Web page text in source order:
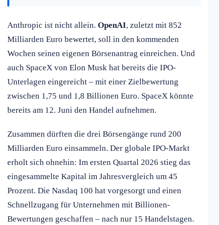
Anthropic ist nicht allein. OpenAI, zuletzt mit 852
Milliarden Euro bewertet, soll in den kommenden
Wochen seinen eigenen Börsenantrag einreichen. Und
auch SpaceX von Elon Musk hat bereits die IPO-
Unterlagen eingereicht – mit einer Zielbewertung
zwischen 1,75 und 1,8 Billionen Euro. SpaceX könnte
bereits am 12. Juni den Handel aufnehmen.
Zusammen dürften die drei Börsengänge rund 200
Milliarden Euro einsammeln. Der globale IPO-Markt
erholt sich ohnehin: Im ersten Quartal 2026 stieg das
eingesammelte Kapital im Jahresvergleich um 45
Prozent. Die Nasdaq 100 hat vorgesorgt und einen
Schnellzugang für Unternehmen mit Billionen-
Bewertungen geschaffen – nach nur 15 Handelstagen.